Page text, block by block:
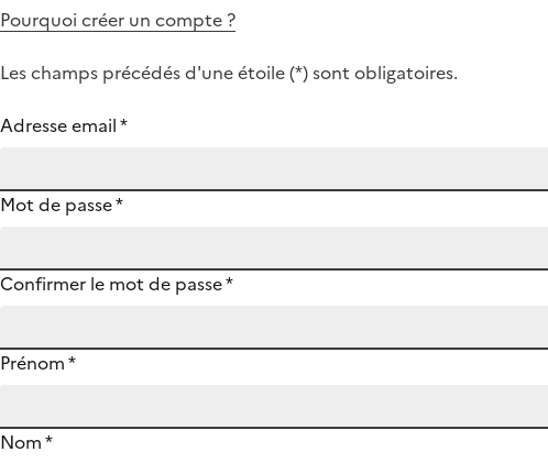
Pourquoi créer un compte ?
Les champs précédés d'une étoile (*) sont obligatoires.
Adresse email*
Mot de passe*
Confirmer le mot de passe*
Prénom*
Nom*